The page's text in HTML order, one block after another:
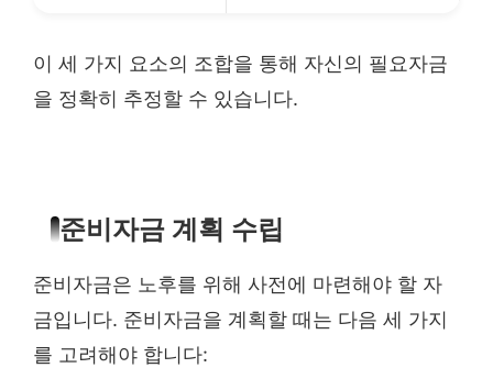
이 세 가지 요소의 조합을 통해 자신의 필요자금
을 정확히 추정할 수 있습니다.
준비자금 계획 수립
준비자금은 노후를 위해 사전에 마련해야 할 자
금입니다. 준비자금을 계획할 때는 다음 세 가지
를 고려해야 합니다: